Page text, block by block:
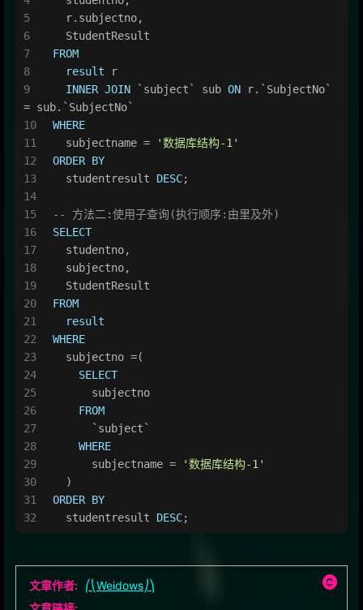
  r.subjectno,
  StudentResult
FROM
result r
INNER JOIN `subject` sub ON
= sub.`SubjectNo`
WHERE
  subjectname
=
'数据库结构-1'
ORDER BY
  studentresult
DESC;
-- 方法二:使用子查询(执行顺序:由里及外)
SELECT
  studentno,
  subjectno,
  StudentResult
FROM
result
WHERE
  subjectno
=(
SELECT
      subjectno
FROM
      `subject`
WHERE
      subjectname
=
'数据库结构-1'
  )
ORDER BY
  studentresult
DESC;
文章作者: ⎛⎝Weidows⎠⎞